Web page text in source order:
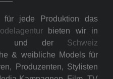
für jede Produktion das
bieten wir in
und der Schweiz
& weibliche Models für
Produzenten, Stylisten